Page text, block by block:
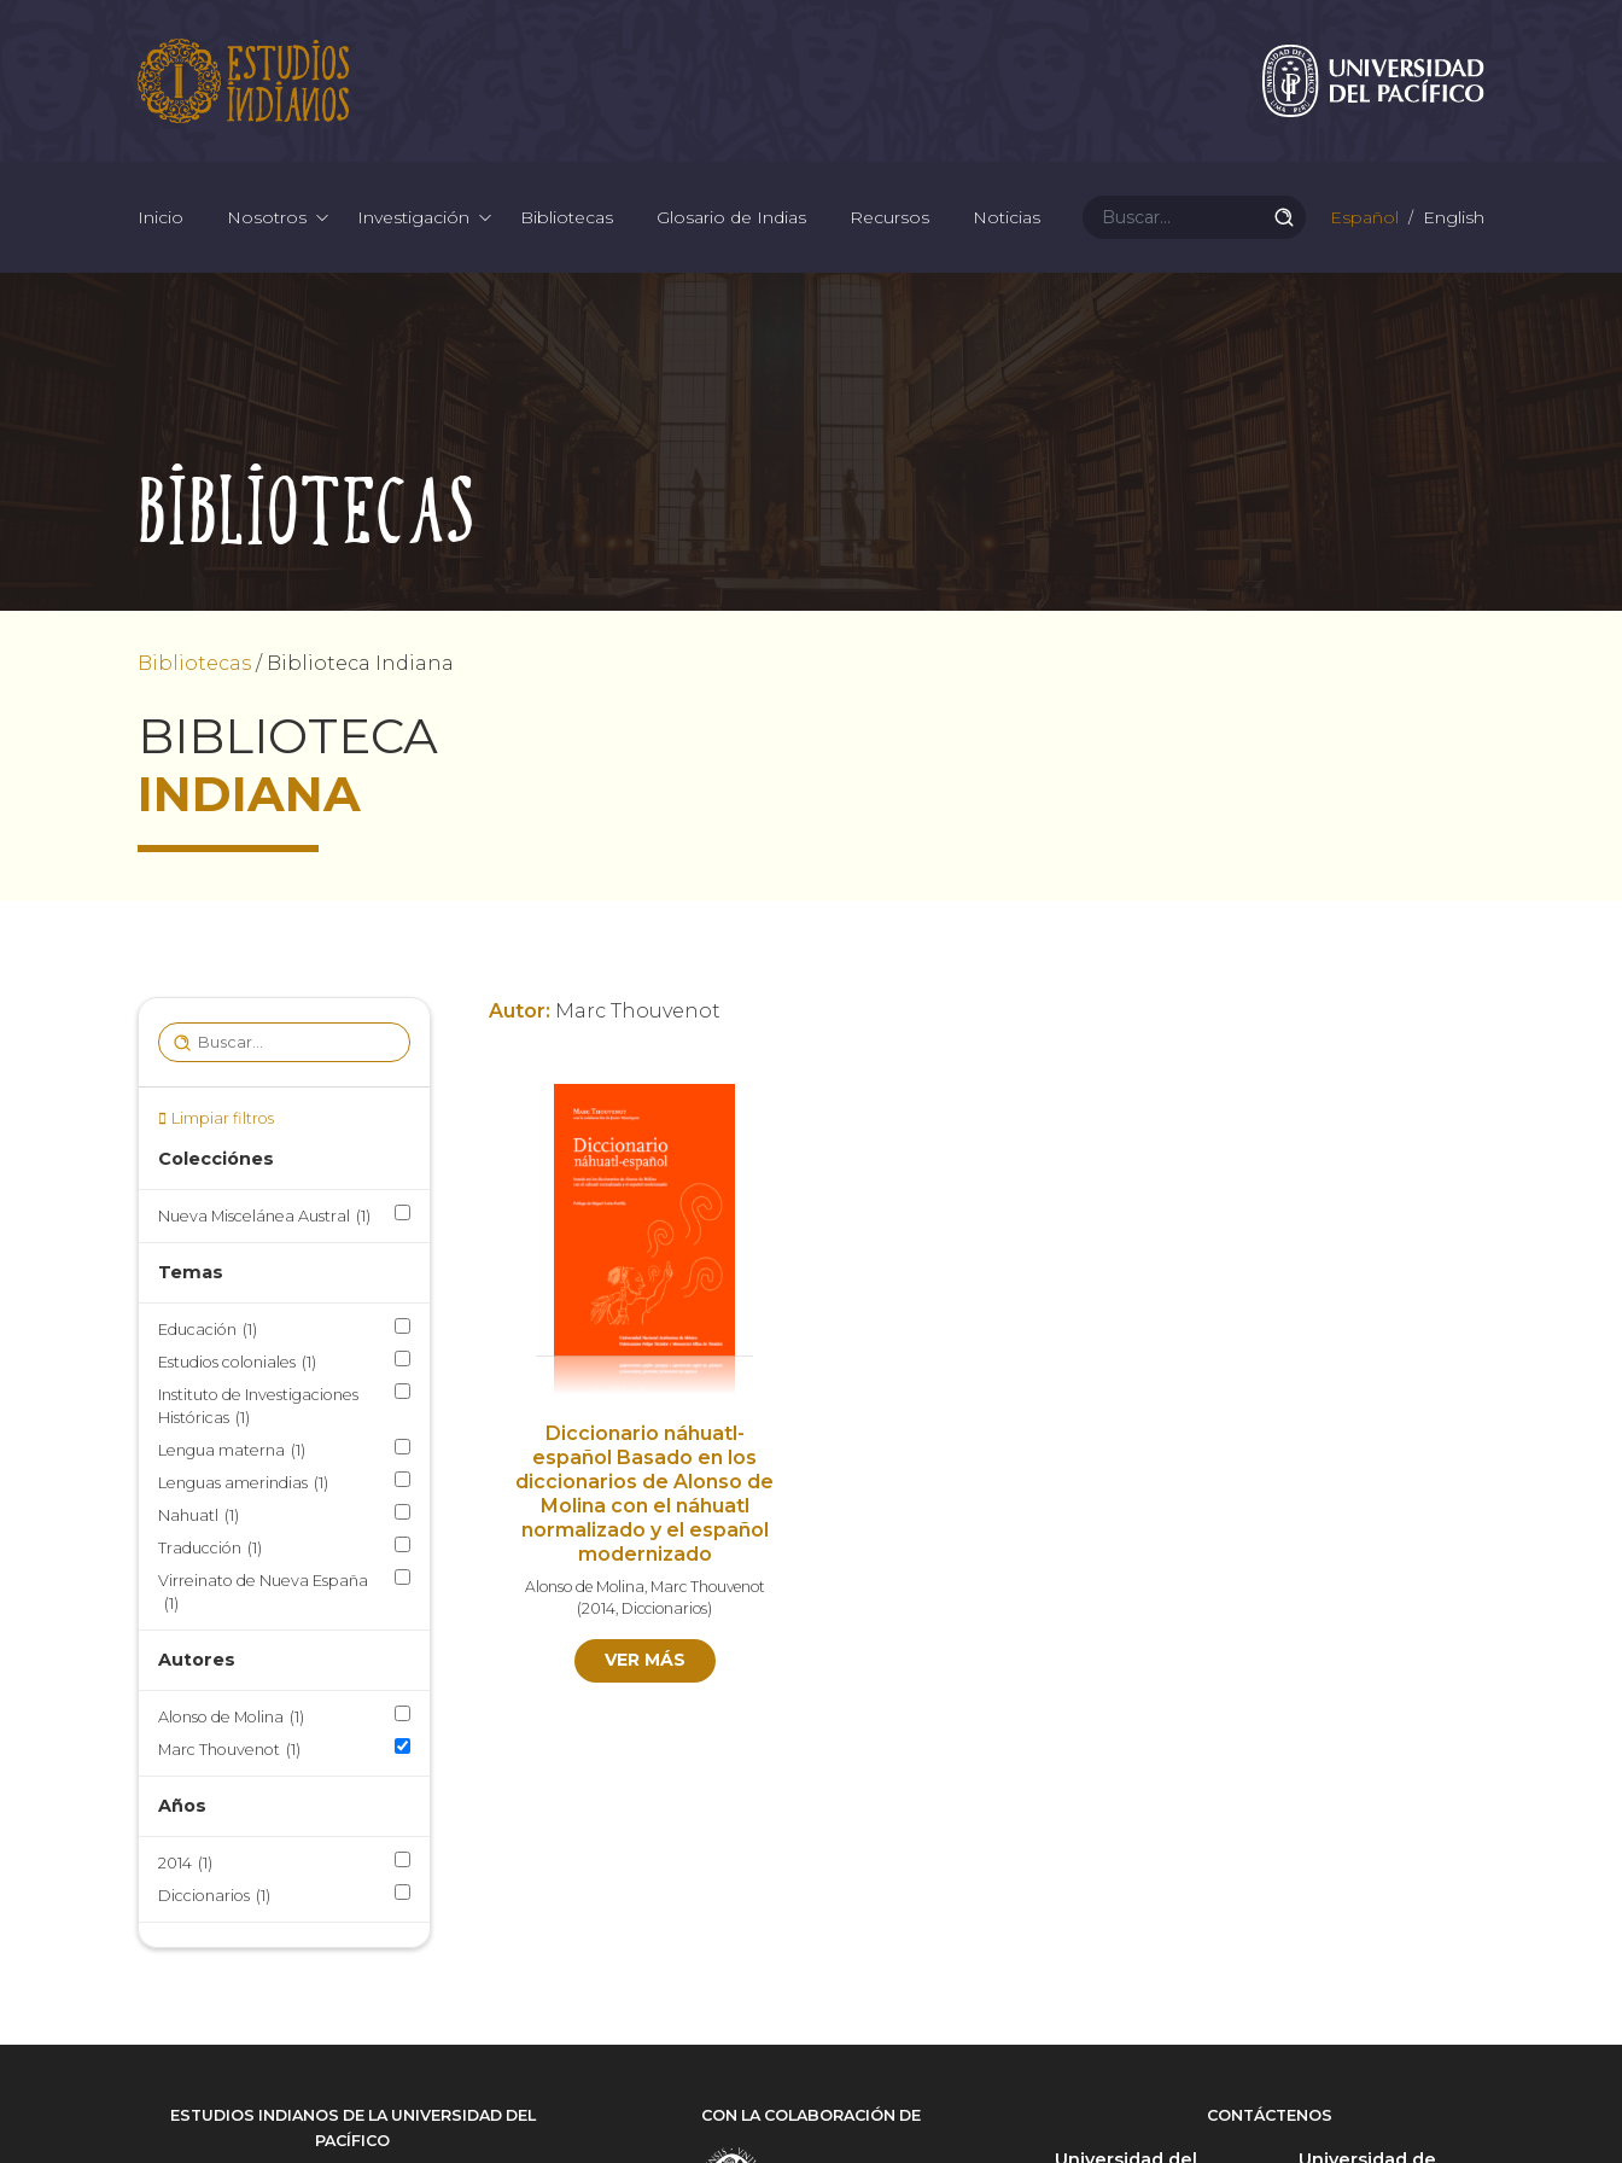
Inicio Nosotros Investigación Bibliotecas Glosario de Indias Recursos Noticias Español English
Bibliotecas
Bibliotecas / Biblioteca Indiana
BIBLIOTECA
INDIANA
Limpiar filtros
Colecciónes
Nueva Miscelánea Austral (1)
Temas
Educación (1)
Estudios coloniales (1)
Instituto de Investigaciones
Históricas (1)
Lengua materna (1)
Lenguas amerindias (1)
Nahuatl (1)
Traducción (1)
Virreinato de Nueva España
(1)
Autores
Alonso de Molina (1)
Marc Thouvenot (1)
Años
2014 (1)
Diccionarios (1)
Autor: Marc Thouvenot
Diccionario náhuatl-
español Basado en los
diccionarios de Alonso de
Molina con el náhuatl
normalizado y el español
modernizado
Alonso de Molina, Marc Thouvenot
(2014, Diccionarios)
VER MÁS
ESTUDIOS INDIANOS DE LA UNIVERSIDAD DEL
PACÍFICO
CON LA COLABORACIÓN DE CONTÁCTENOS